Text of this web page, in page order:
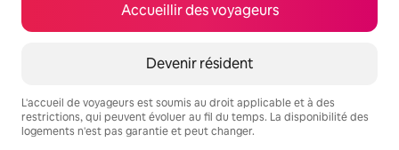
Accueillir des voyageurs
Devenir résident
L'accueil de voyageurs est soumis au droit applicable et à des
restrictions, qui peuvent évoluer au fil du temps. La disponibilité des
logements n'est pas garantie et peut changer.